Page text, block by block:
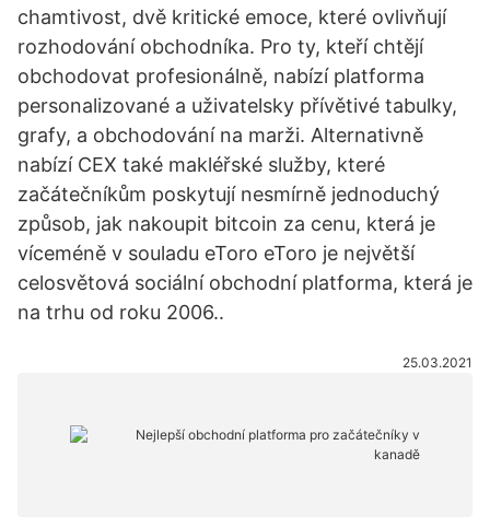
chamtivost, dvě kritické emoce, které ovlivňují
rozhodování obchodníka. Pro ty, kteří chtějí
obchodovat profesionálně, nabízí platforma
personalizované a uživatelsky přívětivé tabulky,
grafy, a obchodování na marži. Alternativně
nabízí CEX také makléřské služby, které
začátečníkům poskytují nesmírně jednoduchý
způsob, jak nakoupit bitcoin za cenu, která je
víceméně v souladu eToro eToro je největší
celosvětová sociální obchodní platforma, která je
na trhu od roku 2006..
25.03.2021